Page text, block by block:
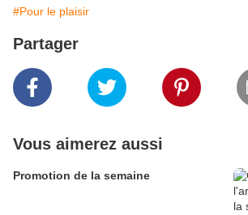
#Pour le plaisir
Partager
Vous aimerez aussi
Promotion de la semaine